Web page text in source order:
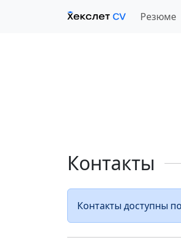
Резюме
Контакты
Контакты доступны